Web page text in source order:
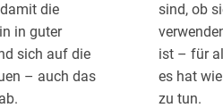
die
in guter
sich auf die
– auch das
sind, ob
ist – für
es hat
zu tun.